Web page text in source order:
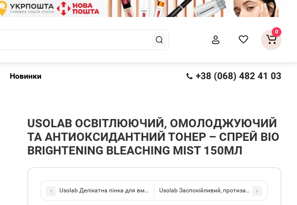
0
Новинки +38 (068) 482 41 03
USOLAB ОСВІТЛЮЮЧИЙ, ОМОЛОДЖУЮЧИЙ
ТА АНТИОКСИДАНТНИЙ ТОНЕР – СПРЕЙ BIO
BRIGHTENING BLEACHING MIST 150МЛ
Usolab Делікатна пінка для вмивання Bio Gentle Cleanser Foam 150мл
Usolab Заспокійливий, протизапальний та